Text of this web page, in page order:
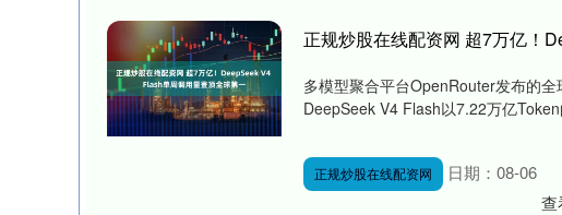
正规炒股在线配资网 超7万亿！
多模型聚合平台OpenRouter发布的
DeepSeek V4 Flash以7.22万亿
正规炒股在线配资网
日期：08-06
查